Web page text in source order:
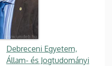
Debreceni Egyetem,
Állam- és Jogtudományi